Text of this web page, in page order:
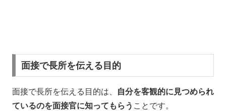
面接で長所を伝える目的
面接で長所を伝える目的は、
自分を客観的に見つめられ
ているのを面接官に知ってもらう ことです。